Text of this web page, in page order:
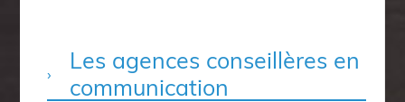
Les agences conseillères en
communication